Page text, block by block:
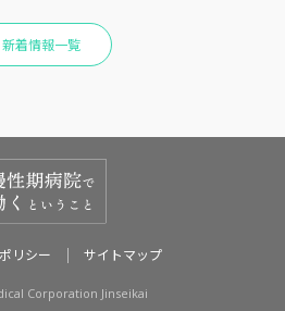
新着情報一覧
リシー サイトマップ
Corporation Jinseikai